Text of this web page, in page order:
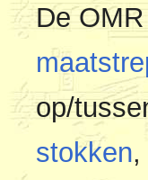
De
op/
stokken,